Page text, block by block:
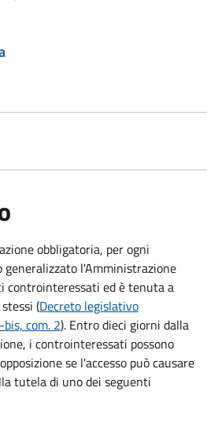
obbligatoria, per ogni
generalizzato l'Amministrazione
controinteressati ed è tenuta a
(Decreto legislativo
com. 2). Entro dieci giorni dalla
i controinteressati possono
se l'accesso può causare
tutela di uno dei seguenti